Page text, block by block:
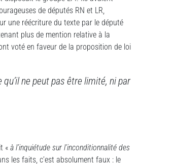
de députés RN et LR,
une réécriture du texte par le député
plus de mention relative à la
voté en faveur de la proposition de loi
ne peut pas être limité, ni par
« à l’inquiétude sur l’inconditionnalité des
les faits, c’est absolument faux : le